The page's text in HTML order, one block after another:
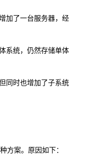
加了一台服务器，经
系统，仍然存储单体
同时也增加了子系统
方案。原因如下：